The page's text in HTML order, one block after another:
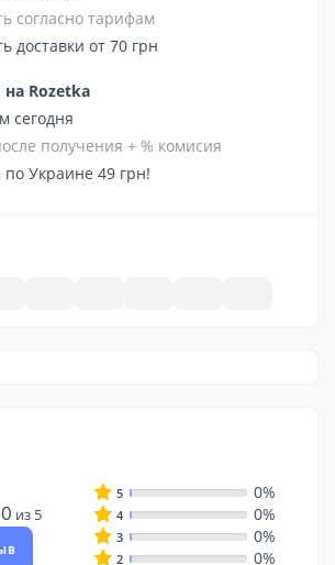
согласно тарифам
доставки от 70 грн
Rozetka
сегодня
получения + % комисия
по Украине 49 грн!
0 из 5
5 0%
4 0%
3 0%
2 0%